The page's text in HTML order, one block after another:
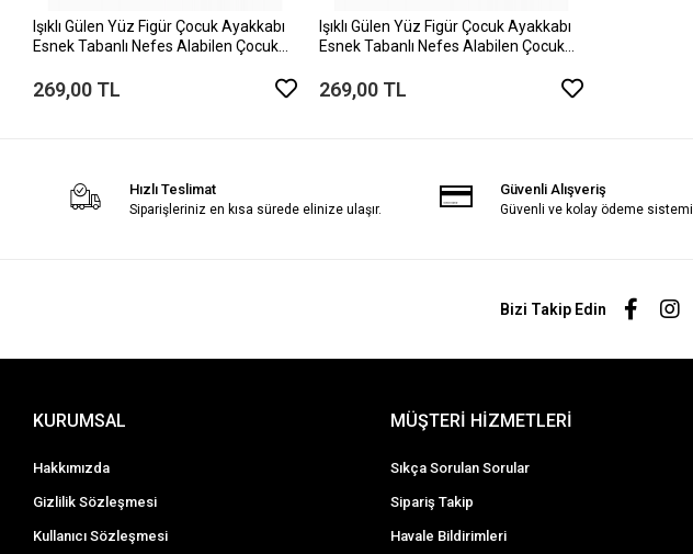
Işıklı Gülen Yüz Figür Çocuk Ayakkabı
Esnek Tabanlı Nefes Alabilen Çocuk
269,00 TL
Işıklı Gülen Yüz Figür Çocuk Ayakkabı
Esnek Tabanlı Nefes Alabilen Çocuk
269,00 TL
Hızlı Teslimat
Siparişleriniz en kısa sürede elinize ulaşır.
Güvenli Alışveriş
Güvenli ve kolay ödeme sistemi
Bizi Takip Edin
KURUMSAL
Hakkımızda
Gizlilik Sözleşmesi
Kullanıcı Sözleşmesi
MÜŞTERİ HİZMETLERİ
Sıkça Sorulan Sorular
Sipariş Takip
Havale Bildirimleri